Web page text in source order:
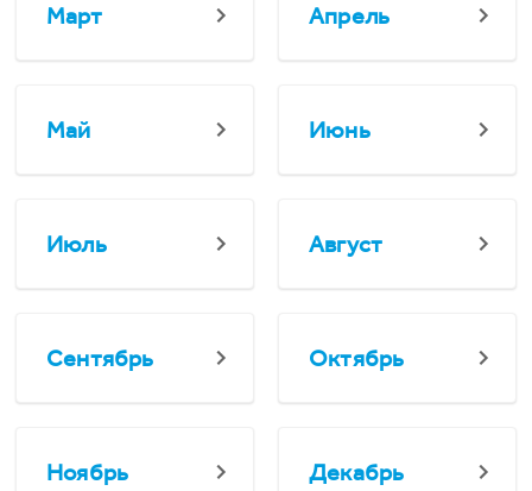
Март Апрель
Май Июнь
Июль Август
Сентябрь Октябрь
Ноябрь Декабрь